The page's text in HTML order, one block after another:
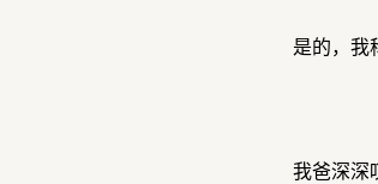
是的，我
我爸深深